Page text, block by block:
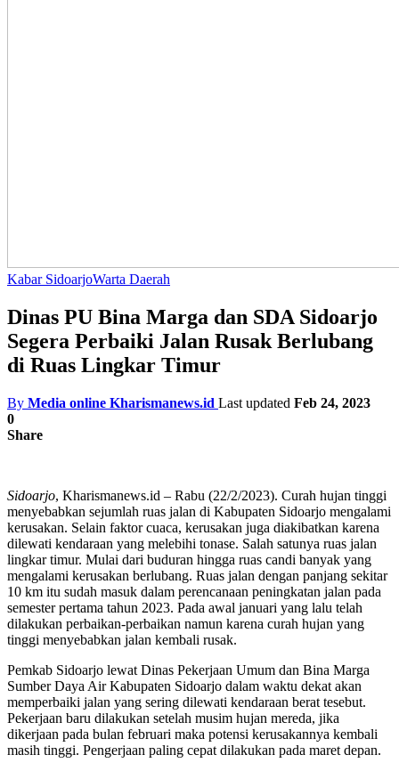
Kabar SidoarjoWarta Daerah
Dinas PU Bina Marga dan SDA Sidoarjo
Segera Perbaiki Jalan Rusak Berlubang
di Ruas Lingkar Timur
By Media online Kharismanews.id Last updated Feb 24, 2023
0
Share
Sidoarjo, Kharismanews.id – Rabu (22/2/2023). Curah hujan tinggi
menyebabkan sejumlah ruas jalan di Kabupaten Sidoarjo mengalami
kerusakan. Selain faktor cuaca, kerusakan juga diakibatkan karena
dilewati kendaraan yang melebihi tonase. Salah satunya ruas jalan
lingkar timur. Mulai dari buduran hingga ruas candi banyak yang
mengalami kerusakan berlubang. Ruas jalan dengan panjang sekitar
10 km itu sudah masuk dalam perencanaan peningkatan jalan pada
semester pertama tahun 2023. Pada awal januari yang lalu telah
dilakukan perbaikan-perbaikan namun karena curah hujan yang
tinggi menyebabkan jalan kembali rusak.
Pemkab Sidoarjo lewat Dinas Pekerjaan Umum dan Bina Marga
Sumber Daya Air Kabupaten Sidoarjo dalam waktu dekat akan
memperbaiki jalan yang sering dilewati kendaraan berat tesebut.
Pekerjaan baru dilakukan setelah musim hujan mereda, jika
dikerjaan pada bulan februari maka potensi kerusakannya kembali
masih tinggi. Pengerjaan paling cepat dilakukan pada maret depan.